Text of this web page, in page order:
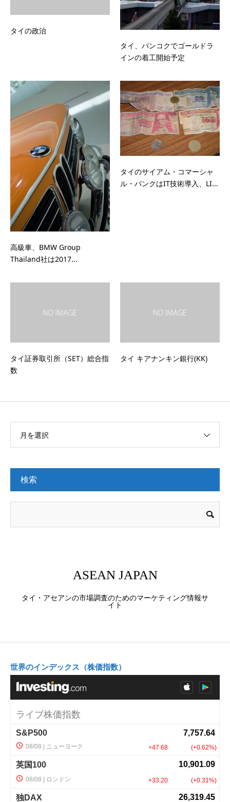
タイの政治
タイ、バンコクでゴールドラ
インの着工開始予定
高級車、BMW Group
Thailand社は2017...
タイのサイアム・コマーシャ
ル・バンクはIT技術導入、LI...
タイ証券取引所（SET）総合指
数
タイ キアナンキン銀行(KK)
月を選択
検索
ASEAN JAPAN
タイ・アセアンの市場調査のためのマーケティング情報サ
イト
世界のインデックス（株価指数）